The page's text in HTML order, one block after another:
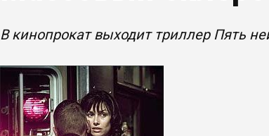
В кинопрокат выходит триллер Пять